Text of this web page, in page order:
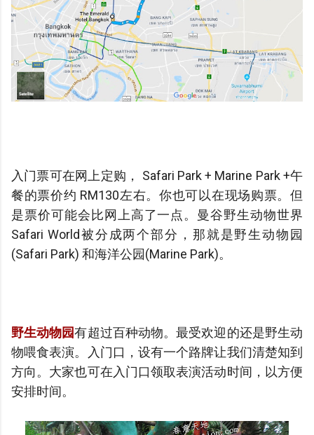
入门票可在网上定购， Safari Park + Marine Park +午
餐的票价约 RM130左右。你也可以在现场购票。但
是票价可能会比网上高了一点。 曼谷野生动物世界
Safari World被分成两个部分，那就是野生动物园
(Safari Park) 和海洋公园(Marine Park)。
野生动物园有超过百种动物。最受欢迎的还是野生动
物喂食表演。
入门口，设有一个路牌让我们清楚知到
方向。大家也可在入门口领取表演活动时间，以方便
安排时间。